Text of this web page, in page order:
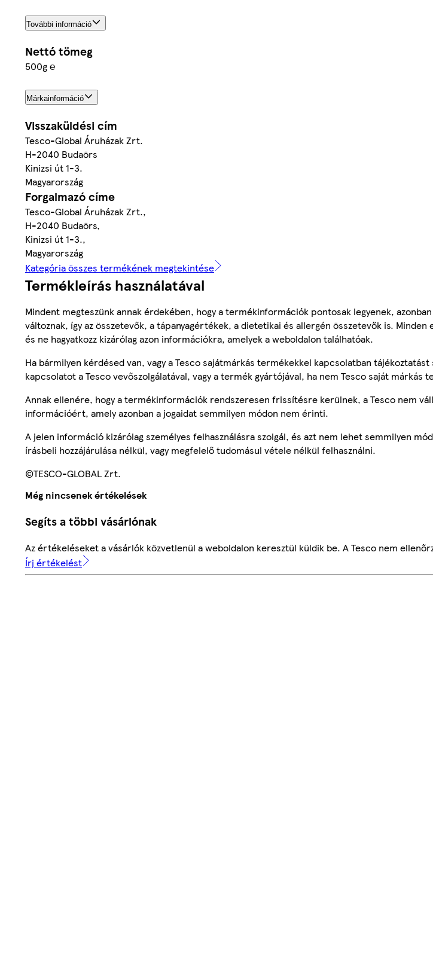
További információ
Nettó tömeg
500g ℮
Márkainformáció
Visszaküldési cím
Tesco-Global Áruházak Zrt.
H-2040 Budaörs
Kinizsi út 1-3.
Magyarország
Forgalmazó címe
Tesco-Global Áruházak Zrt.,
H-2040 Budaörs,
Kinizsi út 1-3.,
Magyarország
Kategória összes termékének megtekintése
Termékleírás használatával
Mindent megteszünk annak érdekében, hogy a termékinformációk pontosak legyenek,
változnak, így az összetevők, a tápanyagértékek, a dietetikai és allergén összetevők is.
és ne hagyatkozz kizárólag azon információkra, amelyek a weboldalon találhatóak.
Ha bármilyen kérdésed van, vagy a Tesco sajátmárkás termékekkel kapcsolatban
kapcsolatot a Tesco vevőszolgálatával, vagy a termék gyártójával, ha nem Tesco saját márkás
Annak ellenére, hogy a termékinformációk rendszeresen frissítésre kerülnek, a Tesco nem
információért, amely azonban a jogaidat semmilyen módon nem érinti.
A jelen információ kizárólag személyes felhasználásra szolgál, és azt nem lehet semmilyen
írásbeli hozzájárulása nélkül, vagy megfelelő tudomásul vétele nélkül felhasználni.
©TESCO-GLOBAL Zrt.
Még nincsenek értékelések
Segíts a többi vásárlónak
Az értékeléseket a vásárlók közvetlenül a weboldalon keresztül küldik be. A Tesco nem
Írj értékelést